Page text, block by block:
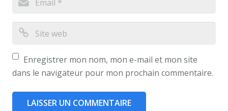
Enregistrer mon nom, mon e-mail et mon site
dans le navigateur pour mon prochain commentaire.